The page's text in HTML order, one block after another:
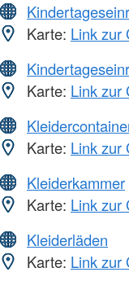
Karte: Link zur
Karte: Link zur
Karte: Link zur
Kleiderkammer
Karte: Link zur
Kleiderläden
Karte: Link zur